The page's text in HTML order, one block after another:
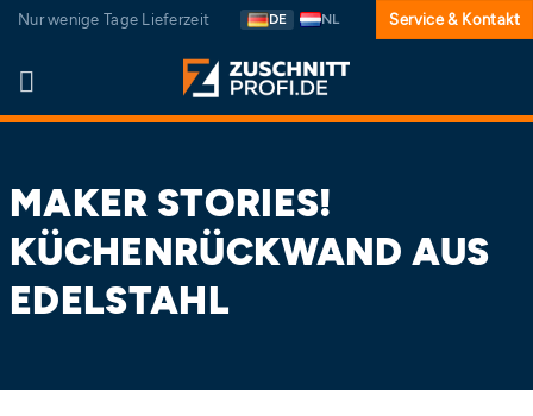
Zum
springen
Nur wenige Tage Lieferzeit DE NL Service & Kontakt
MAKER STORIES!
KÜCHENRÜCKWAND AUS
EDELSTAHL